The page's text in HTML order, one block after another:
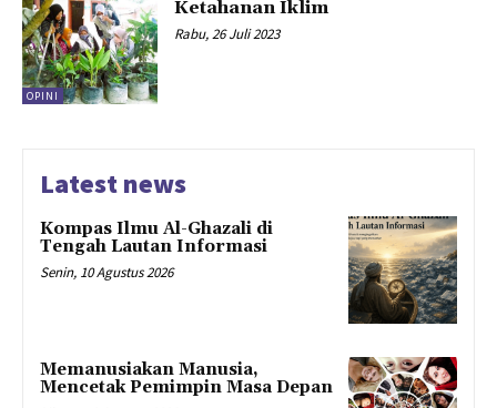
OPINI
Ketahanan Iklim
Rabu, 26 Juli 2023
Latest news
Kompas Ilmu Al-Ghazali di
Tengah Lautan Informasi
Senin, 10 Agustus 2026
Memanusiakan Manusia,
Mencetak Pemimpin Masa Depan